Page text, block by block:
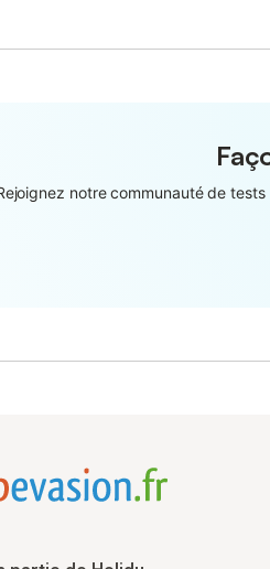
notre communauté de